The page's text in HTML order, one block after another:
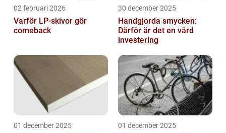
02 februari 2026
Varför LP-skivor gör
comeback
30 december 2025
Handgjorda smycken:
Därför är det en värd
investering
01 december 2025 01 december 2025